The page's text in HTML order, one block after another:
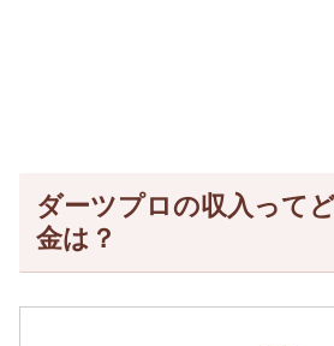
ダーツプロの収入って
金は？